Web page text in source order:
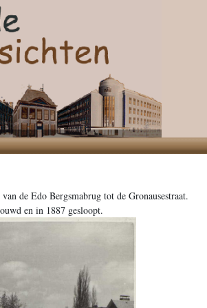
de Edo Bergsmabrug tot de Gronausestraat.
en in 1887 gesloopt.